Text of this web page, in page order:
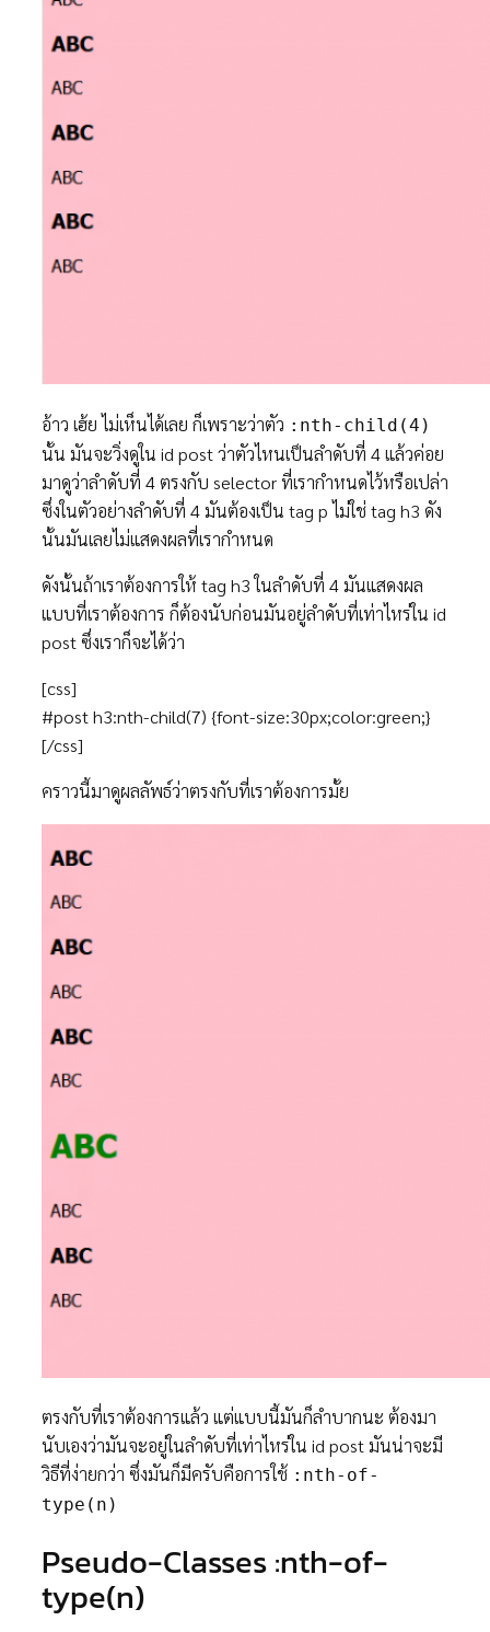
อ้าว เฮ้ย ไม่เห็นได้เลย ก็เพราะว่าตัว :nth-child(4)
นั้น มันจะวิ่งดูใน id post ว่าตัวไหนเป็นลำดับที่ 4 แล้วค่อย
มาดูว่าลำดับที่ 4 ตรงกับ selector ที่เรากำหนดไว้หรือเปล่า
ซึ่งในตัวอย่างลำดับที่ 4 มันต้องเป็น tag p ไม่ใช่ tag h3 ดัง
นั้นมันเลยไม่แสดงผลที่เรากำหนด
ดังนั้นถ้าเราต้องการให้ tag h3 ในลำดับที่ 4 มันแสดงผล
แบบที่เราต้องการ ก็ต้องนับก่อนมันอยู่ลำดับที่เท่าไหร่ใน id
post ซึ่งเราก็จะได้ว่า
[css]
#post h3:nth-child(7) {font-size:30px;color:green;}
[/css]
คราวนี้มาดูผลลัพธ์ว่าตรงกับที่เราต้องการมั้ย
ตรงกับที่เราต้องการแล้ว แต่แบบนี้มันก็ลำบากนะ ต้องมา
นับเองว่ามันจะอยู่ในลำดับที่เท่าไหร่ใน id post มันน่าจะมี
วิธีที่ง่ายกว่า ซึ่งมันก็มีครับคือการใช้ :nth-of-
type(n)
Pseudo-Classes :nth-of-
type(n)